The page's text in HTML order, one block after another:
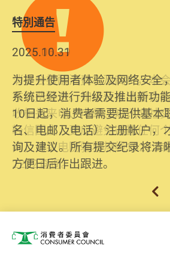
特別通告
2026.06.29
消委会提醒消费者及商户，本
布消费警示。如接获以消委会
收相关来电、电邮、短讯或社
轻信回应，更应避免透露任何
问，请致电防骗易热线18222
2222查询。
2025.10.31
为提升使用者体验及网络安全
系统已经进行升级及推出新功
10日起，消费者需要提供基本
名、电邮及电话）注册帐户，
询及建议。所有提交纪录将清
方便日后作出跟进。
消费者委员会